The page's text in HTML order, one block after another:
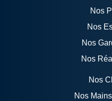
Nos
Nos
Nos
Nos
Nos
Nos